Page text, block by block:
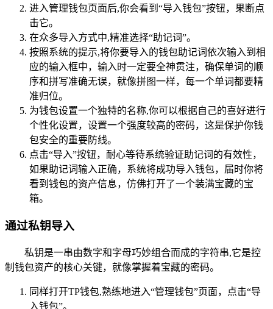
进入管理钱包页面后,你会看到“导入钱包”按钮，果断点
击它。
在众多导入方式中,精准选择“助记词”。
按照系统的提示,将你要导入的钱包助记词依次输入到相
应的输入框中，输入时一定要全神贯注，确保单词的顺
序和拼写准确无误，就像拼图一样，每一个单词都要精
准归位。
为钱包设置一个独特的名称,你可以根据自己的喜好进行
个性化设置，设置一个强度较高的密码，这是保护你钱
包安全的重要防线。
点击“导入”按钮，耐心等待系统验证助记词的有效性，
如果助记词输入正确，系统将成功导入钱包，届时你将
看到钱包的资产信息，仿佛打开了一个装满宝藏的宝
箱。
通过私钥导入
私钥是一串由数字和字母巧妙组合而成的字符串,它是控
制钱包资产的核心关键，就像掌握着宝藏的密码。
同样打开TP钱包,熟练地进入“管理钱包”页面，点击“导
入钱包”。